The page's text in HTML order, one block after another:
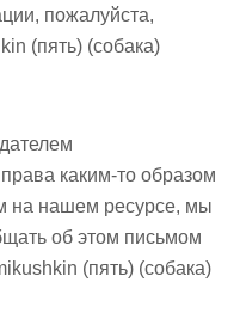
пожалуйста,
(пять) (собака)
каким-то образом
на нашем ресурсе, мы
об этом письмом
(пять) (собака)